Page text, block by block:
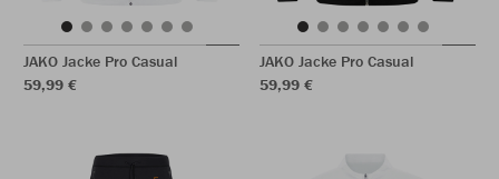
JAKO Jacke Pro Casual
59,99 €
JAKO Jacke Pro Casual
59,99 €